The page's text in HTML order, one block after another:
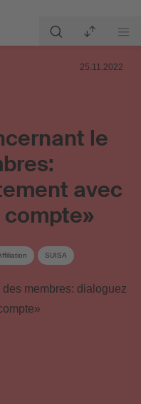
25.11.2022
le
avec
compte»
SUISA